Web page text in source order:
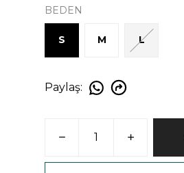
BEDEN
S M L
Paylaş: